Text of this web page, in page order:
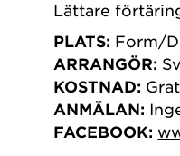
Lättare
PLATS: Form/
ARRANGÖR:
KOSTNAD:
ANMÄLAN:
FACEBOOK: